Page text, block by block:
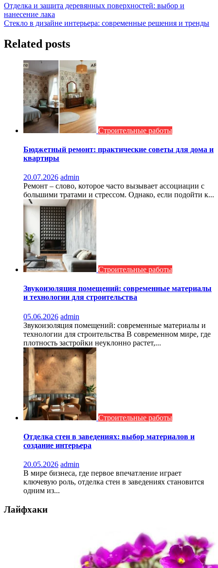
Навигация
по
Отделка и защита деревянных поверхностей: выбор и
нанесение лака
Стекло в дизайне интерьера: современные решения и тренды
Related posts
Строительные работы
Бюджетный ремонт: практические советы для дома и
квартиры
20.07.2026 admin
Ремонт – слово, которое часто вызывает ассоциации с
большими тратами и стрессом. Однако, если подойти к...
Строительные работы
Звукоизоляция помещений: современные материалы
и технологии для строительства
05.06.2026 admin
Звукоизоляция помещений: современные материалы и
технологии для строительства В современном мире, где
плотность застройки неуклонно растет,...
Строительные работы
Отделка стен в заведениях: выбор материалов и
создание интерьера
20.05.2026 admin
В мире бизнеса, где первое впечатление играет
ключевую роль, отделка стен в заведениях становится
одним из...
Лайфхаки